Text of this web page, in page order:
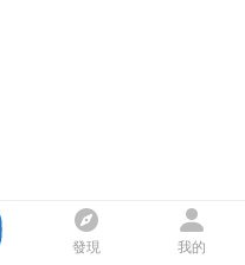
發現 我的